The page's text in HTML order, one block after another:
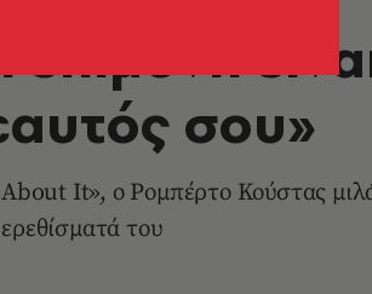
σου»
It», ο Ρομπέρτο Κούστας
του